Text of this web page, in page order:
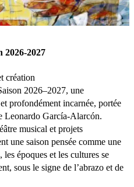
2026-2027
création
2026–2027, une
profondément incarnée, portée
Leonardo García-Alarcón.
musical et projets
une saison pensée comme une
les époques et les cultures se
sous le signe de l’abrazo et de